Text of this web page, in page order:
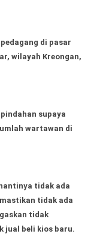
di pasar
wilayah Kreongan,
supaya
wartawan di
tidak ada
tidak ada
tidak
jual beli kios baru.